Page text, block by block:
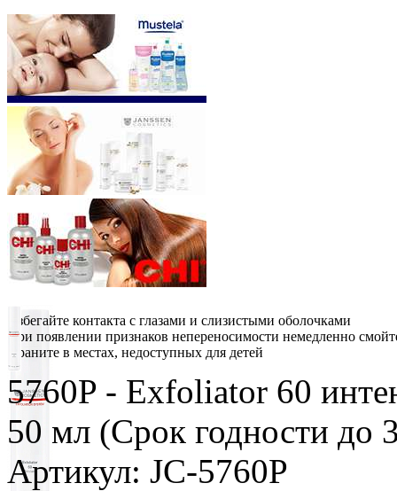
Избегайте контакта с глазами и слизистыми оболочками
При появлении признаков непереносимости немедленно
Храните в местах, недоступных для детей
5760P - Exfoliator 60
50 мл (Срок годности до
Артикул: JC-5760P